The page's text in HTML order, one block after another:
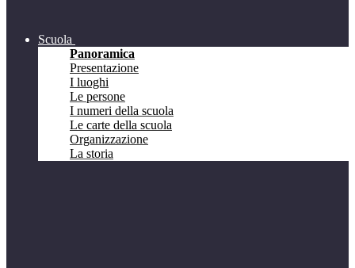
Scuola
Panoramica
Presentazione
I luoghi
Le persone
I numeri della scuola
Le carte della scuola
Organizzazione
La storia